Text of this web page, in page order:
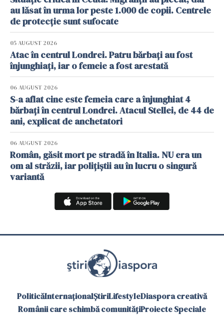
au lăsat în urma lor peste 1.000 de copii. Centrele
de protecție sunt sufocate
05 AUGUST 2026
Atac în centrul Londrei. Patru bărbați au fost
înjunghiați, iar o femeie a fost arestată
06 AUGUST 2026
S-a aflat cine este femeia care a înjunghiat 4
bărbați în centrul Londrei. Atacul Stellei, de 44 de
ani, explicat de anchetatori
06 AUGUST 2026
Român, găsit mort pe stradă în Italia. NU era un
om al străzii, iar polițiștii au în lucru o singură
variantă
PoliticăInternaționalȘtiriLifestyleDiaspora creativă
Românii care schimbă comunitățiProiecte Speciale